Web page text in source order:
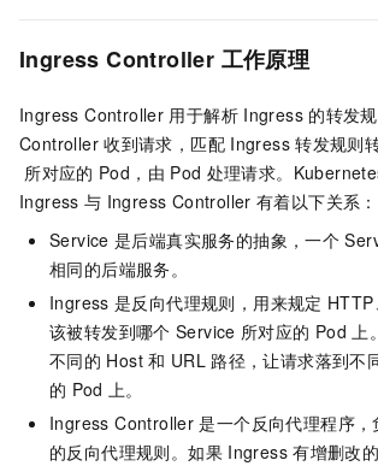
Ingress Controller 工作原理
Ingress Controller 用于解析 Ingress 的转发
Controller 收到请求，匹配 Ingress 转发规则
所对应的 Pod，由 Pod 处理请求。
Ingress 与 Ingress Controller 有着以下关系：
Service 是后端真实服务的抽象，一个
相同的后端服务。
Ingress 是反向代理规则，用来规定
该被转发到哪个 Service 所对应的 Pod 上
不同的 Host 和 URL 路径，让请求落到不
的 Pod 上。
Ingress Controller 是一个反向代理程序，
的反向代理规则。如果 Ingress 有增删改